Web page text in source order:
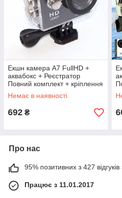
Екшн камера A7 FullHD +
аквабокс + Реєстратор
Повний комплект + кріплення
шолом ЧОРНА
Немає в наявності
692 ₴
Про нас
95% позитивних з 427 відгуків
Працює з 11.01.2017